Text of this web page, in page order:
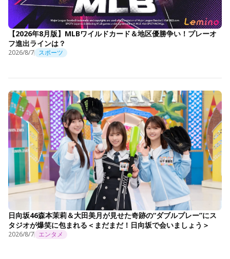
【2026年8月版】MLBワイルドカード＆地区優勝争い！プレーオ
フ進出ラインは？
2026/8/7 スポーツ
日向坂46森本茉莉＆大田美月が見せた奇跡の“ダブルプレー”にス
タジオが爆笑に包まれる＜まだまだ！日向坂で会いましょう＞
2026/8/7 エンタメ